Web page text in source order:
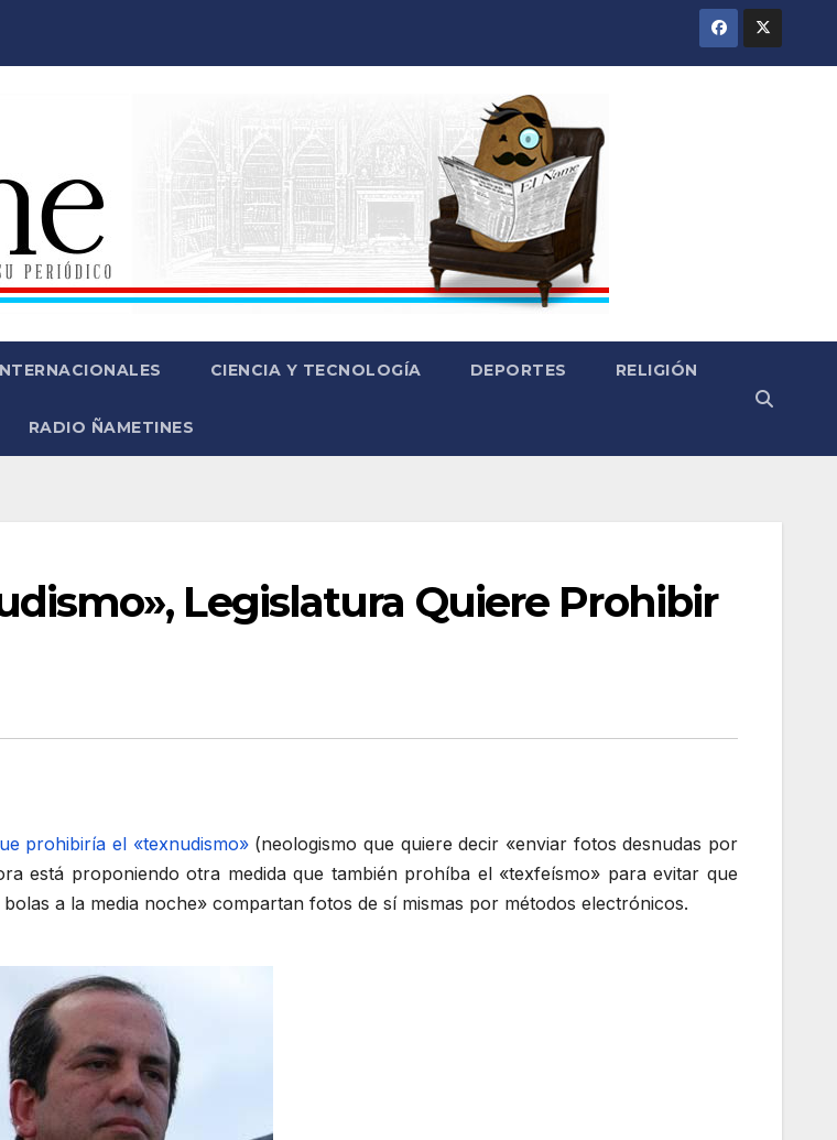
CIENCIA Y TECNOLOGÍA DEPORTES RELIGIÓN
RADIO ÑAMETINES
Legislatura Quiere Prohibir
prohibiría el «texnudismo»(neologismo que quiere decir «enviar fotos desnudas por
está proponiendo otra medida que también prohíba el «texfeísmo» para evitar que
a la media noche» compartan fotos de sí mismas por métodos electrónicos.